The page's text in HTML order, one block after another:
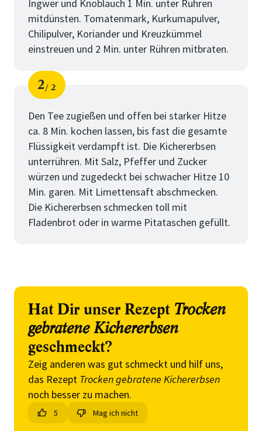
Ingwer und Knoblauch 1 Min. unter Rühren
mitdünsten. Tomatenmark, Kurkumapulver,
Chilipulver, Koriander und Kreuzkümmel
einstreuen und 2 Min. unter Rühren mitbraten.
Schritt
2
von
2
Den Tee zugießen und offen bei starker Hitze
ca. 8 Min. kochen lassen, bis fast die gesamte
Flüssigkeit verdampft ist. Die Kichererbsen
unterrühren. Mit Salz, Pfeffer und Zucker
würzen und zugedeckt bei schwacher Hitze 10
Min. garen. Mit Limettensaft abschmecken.
Die Kichererbsen schmecken toll mit
Fladenbrot oder in warme Pitataschen gefüllt.
Hat Dir unser Rezept Trocken
gebratene Kichererbsen
geschmeckt?
Zeig anderen was gut schmeckt und hilf uns,
das Rezept Trocken gebratene Kichererbsen
noch besser zu machen.
5 Mag ich nicht